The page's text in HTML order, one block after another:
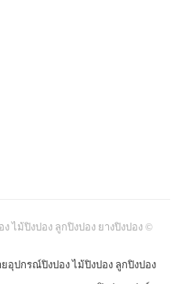
ไม้ปิงปอง ลูกปิงปอง ยางปิงปอง ©
อุปกรณ์ปิงปอง ไม้ปิงปอง ลูกปิงปอง